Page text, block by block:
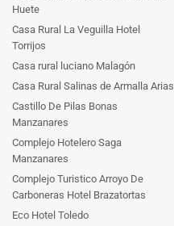
Huete
Casa Rural La Veguilla Hotel
Torrijos
Casa rural luciano Malagón
Casa Rural Salinas de Armalla Arias
Castillo De Pilas Bonas
Manzanares
Complejo Hotelero Saga
Manzanares
Complejo Turistico Arroyo De
Carboneras Hotel Brazatortas
Eco Hotel Toledo